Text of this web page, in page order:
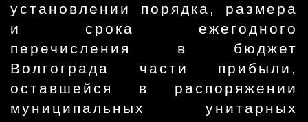
установлении порядка, размера
и срока ежегодного
перечисления в бюджет
Волгограда части прибыли,
оставшейся в распоряжении
муниципальных унитарных